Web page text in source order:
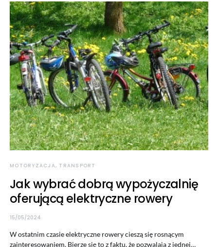
MOTORYZACJA, TRANSPORT
Jak wybrać dobrą wypożyczalnię
oferującą elektryczne rowery
15/05/2024
W ostatnim czasie elektryczne rowery cieszą się rosnącym
zainteresowaniem. Bierze się to z faktu, że pozwalają z jednej…